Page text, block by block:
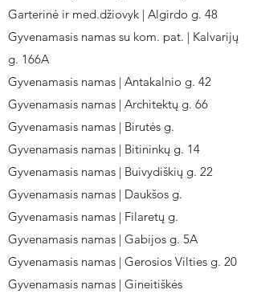
Garterinė ir med.džiovyk | Algirdo g. 48
Gyvenamasis namas su kom. pat. | Kalvarijų
g. 166A
Gyvenamasis namas | Antakalnio g. 42
Gyvenamasis namas | Architektų g. 66
Gyvenamasis namas | Birutės g.
Gyvenamasis namas | Bitininkų g. 14
Gyvenamasis namas | Buivydiškių g. 22
Gyvenamasis namas | Daukšos g.
Gyvenamasis namas | Filaretų g.
Gyvenamasis namas | Gabijos g. 5A
Gyvenamasis namas | Gerosios Vilties g. 20
Gyvenamasis namas | Gineitiškės